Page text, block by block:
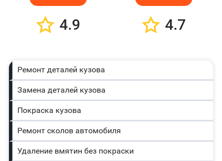
4.9 4.7
Ремонт деталей кузова
Замена деталей кузова
Покраска кузова
Ремонт сколов автомобиля
Удаление вмятин без покраски